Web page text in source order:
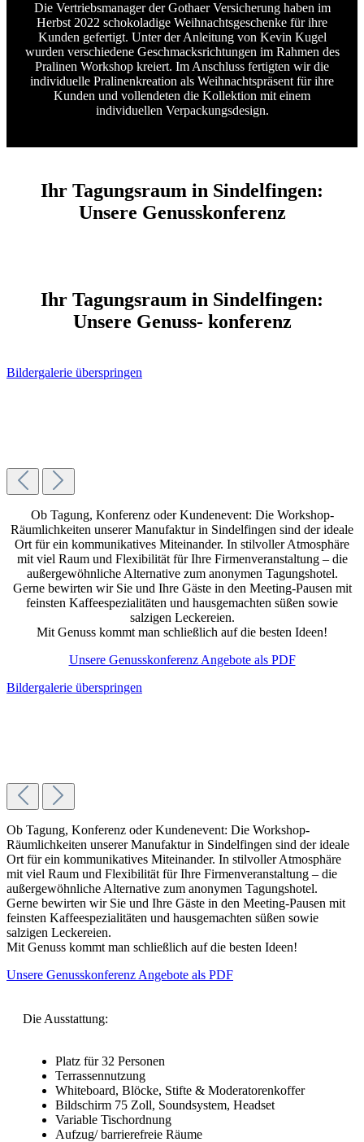
Die Vertriebsmanager der Gothaer Versicherung haben im
Herbst 2022 schokoladige Weihnachtsgeschenke für ihre
Kunden gefertigt. Unter der Anleitung von Kevin Kugel
wurden verschiedene Geschmacksrichtungen im Rahmen des
Pralinen Workshop kreiert. Im Anschluss fertigten wir die
individuelle Pralinenkreation als Weihnachtspräsent für ihre
Kunden und vollendeten die Kollektion mit einem
individuellen Verpackungsdesign.
Ihr Tagungsraum in Sindelfingen:
Unsere Genusskonferenz
Ihr Tagungsraum in Sindelfingen:
Unsere Genuss- konferenz
Bildergalerie überspringen
Ob Tagung, Konferenz oder Kundenevent: Die Workshop-
Räumlichkeiten unserer Manufaktur in Sindelfingen sind der ideale
Ort für ein kommunikatives Miteinander. In stilvoller Atmosphäre
mit viel Raum und Flexibilität für Ihre Firmenveranstaltung – die
außergewöhnliche Alternative zum anonymen Tagungshotel.
Gerne bewirten wir Sie und Ihre Gäste in den Meeting-Pausen mit
feinsten Kaffeespezialitäten und hausgemachten süßen sowie
salzigen Leckereien.
Mit Genuss kommt man schließlich auf die besten Ideen!
Unsere Genusskonferenz Angebote als PDF
Bildergalerie überspringen
Ob Tagung, Konferenz oder Kundenevent: Die Workshop-
Räumlichkeiten unserer Manufaktur in Sindelfingen sind der ideale
Ort für ein kommunikatives Miteinander. In stilvoller Atmosphäre
mit viel Raum und Flexibilität für Ihre Firmenveranstaltung – die
außergewöhnliche Alternative zum anonymen Tagungshotel.
Gerne bewirten wir Sie und Ihre Gäste in den Meeting-Pausen mit
feinsten Kaffeespezialitäten und hausgemachten süßen sowie
salzigen Leckereien.
Mit Genuss kommt man schließlich auf die besten Ideen!
Unsere Genusskonferenz Angebote als PDF
Die Ausstattung:
Platz für 32 Personen
Terrassennutzung
Whiteboard, Blöcke, Stifte & Moderatorenkoffer
Bildschirm 75 Zoll, Soundsystem, Headset
Variable Tischordnung
Aufzug/ barrierefreie Räume